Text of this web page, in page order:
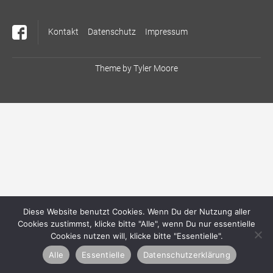
Kontakt Datenschutz Impressum
Theme byTyler Moore
Diese Website benutzt Cookies. Wenn Du der Nutzung aller
Cookies zustimmst, klicke bitte "Alle", wenn Du nur essentielle
Cookies nutzen will, klicke bitte "Essentielle".
Alle
Essentielle Datenschutzerklärung